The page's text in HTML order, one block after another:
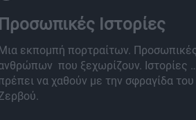
Προσωπικές Ιστορίες
εκπομπή πορτραίτων. Προσωπικές
που ξεχωρίζουν. Ιστορίες
να χαθούν με την σφραγίδα του